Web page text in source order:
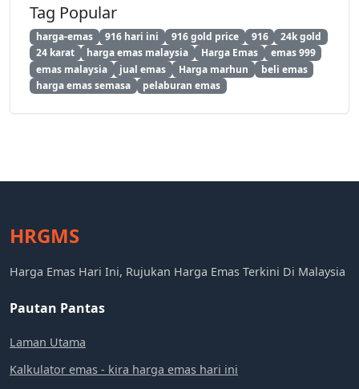
Tag Popular
harga-emas 916 hari ini 916 gold price 916
24k gold
24 karat
harga emas malaysia Harga Emas
emas 999
emas malaysia
jual emas Harga marhun
beli emas
harga emas semasa
pelaburan emas
HRGMS
Harga Emas Hari Ini, Rujukan Harga Emas Terkini Di Malaysia
Pautan Pantas
Laman Utama
Kalkulator emas - kira harga emas hari ini